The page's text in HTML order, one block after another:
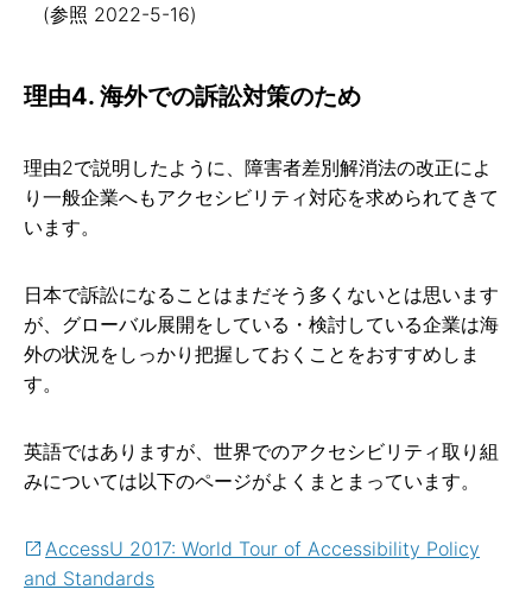
(参照 2022-5-16)
理由4. 海外での訴訟対策のため
理由2で説明したように、障害者差別解消法の改正によ
り一般企業へもアクセシビリティ対応を求められてきて
います。
日本で訴訟になることはまだそう多くないとは思います
が、グローバル展開をしている・検討している企業は海
外の状況をしっかり把握しておくことをおすすめしま
す。
英語ではありますが、世界でのアクセシビリティ取り組
みについては以下のページがよくまとまっています。
AccessU 2017: World Tour of Accessibility Policy
and Standards